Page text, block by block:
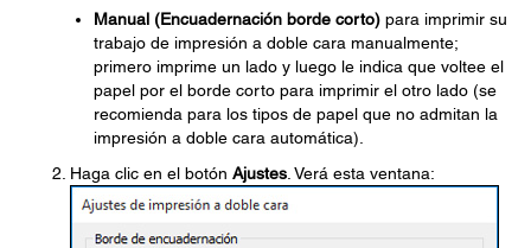
Manual (Encuadernación borde corto) para imprimir su
trabajo de impresión a doble cara manualmente;
primero imprime un lado y luego le indica que voltee el
papel por el borde corto para imprimir el otro lado (se
recomienda para los tipos de papel que no admitan la
impresión a doble cara automática).
Haga clic en el botón Ajustes . Verá esta ventana: